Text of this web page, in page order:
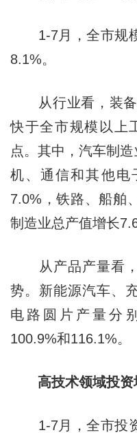
1-7月，全市规模
8.1%。
从行业看，装备
快于全市规模以上
点。其中，汽车制
机、通信和其他电
7.0%，铁路、船舶
制造业总产值增长
从产品产量看，
势。新能源汽车、
电路圆片产量分
100.9%和116.1%。
高技术领域投资
1-7月，全市投资